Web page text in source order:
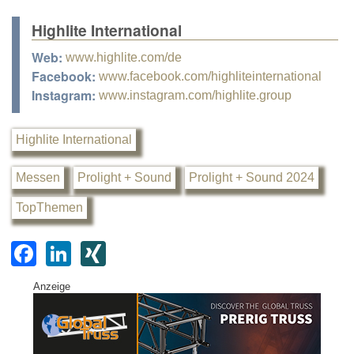
Highlite International
Web: www.highlite.com/de
Facebook: www.facebook.com/highliteinternational
Instagram: www.instagram.com/highlite.group
Highlite International
Messen Prolight + Sound Prolight + Sound 2024
TopThemen
F
a
c
e
Li
k
e
G
Anzeige